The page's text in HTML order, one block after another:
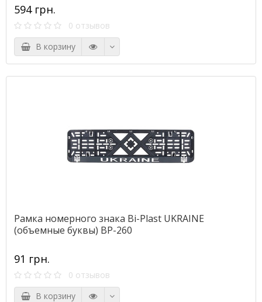
594 грн.
0 отзывов
В корзину
Рамка номерного знака Bi-Plast UKRAINE
(объемные буквы) BP-260
91 грн.
0 отзывов
В корзину